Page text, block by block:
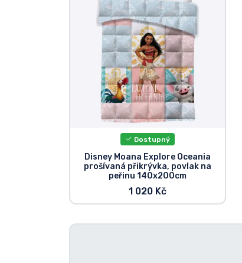
Dostupný
Disney Moana Explore Oceania
prošívaná přikrývka, povlak na
peřinu 140x200cm
1 020 Kč
Seriálové věci
Hráčské věci
Hudební věci